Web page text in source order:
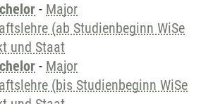
- Major
(ab Studienbeginn WiSe
und Staat
- Major
(bis Studienbeginn WiSe